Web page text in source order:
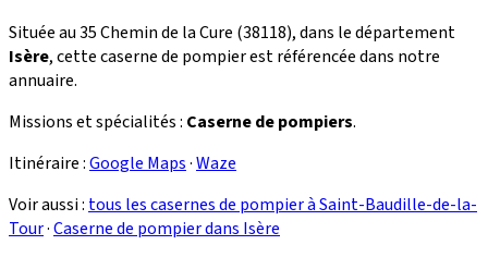
Située au 35 Chemin de la Cure (38118), dans le département
Isère, cette caserne de pompier est référencée dans notre
annuaire.
Missions et spécialités : Caserne de pompiers.
Itinéraire :Google Maps·Waze
Voir aussi : tous les casernes de pompier à Saint-Baudille-de-la-
Tour·Caserne de pompier dans Isère